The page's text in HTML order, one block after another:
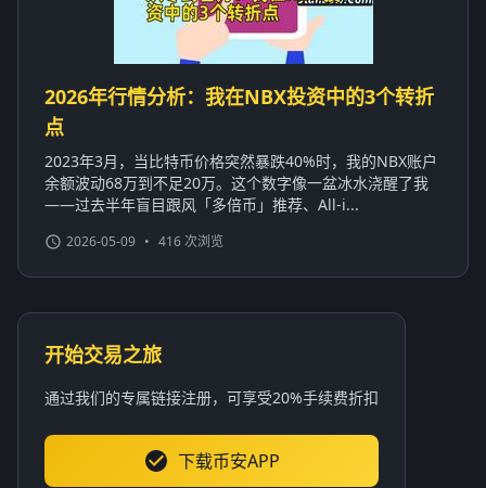
2026年行情分析：我在NBX投资中的3个转折
点
2023年3月，当比特币价格突然暴跌40%时，我的NBX账户
余额波动68万到不足20万。这个数字像一盆冰水浇醒了我
——过去半年盲目跟风「多倍币」推荐、All-i...
2026-05-09 • 416 次浏览
开始交易之旅
通过我们的专属链接注册，可享受20%手续费折扣
下载币安APP